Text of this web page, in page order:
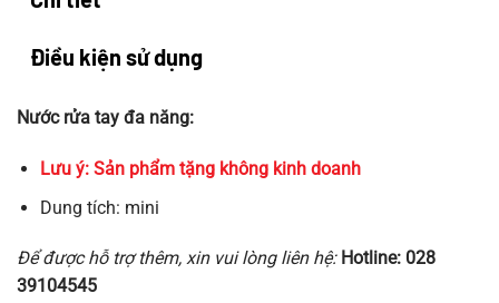
Điều kiện sử dụng
Nước rửa tay đa năng:
Lưu ý: Sản phẩm tặng không kinh doanh
Dung tích: mini
Để được hỗ trợ thêm, xin vui lòng liên hệ: Hotline: 028
39104545